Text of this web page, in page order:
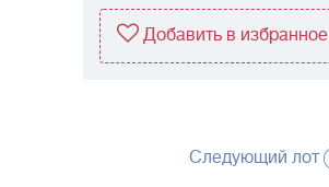
Добавить в избранное
Следующий лот